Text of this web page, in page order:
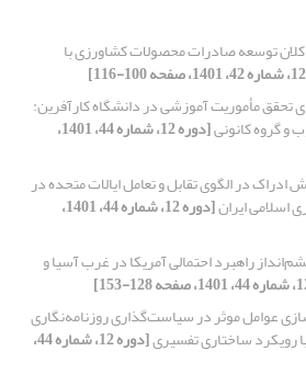
توسعه صادرات محصولات کشاورزی با
تحقق مأموریت آموزشی در دانشگاه کارآفرین:
و گروه کانونی [دوره 12، شماره 44، 1401،
ادراک در الگوی تقابل و تعامل ایالات متحده در
اسلامی ایران [دوره 12، شماره 44، 1401،
راهبرد احتمالی آمریکا در غرب آسیا و
عوامل موثر در سیاست‌گذاری روزنامه‌نگاری
رویکرد ساختاری تفسیری [دوره 12، شماره 44،